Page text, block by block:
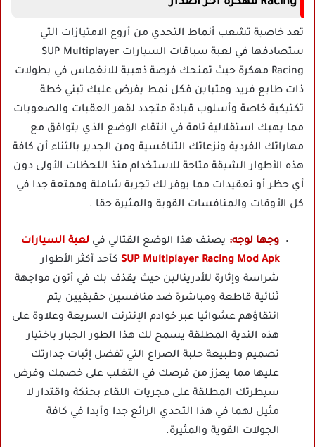
تعد خاصية تشعب أنماط التحدي من أروع الامتيازات التي
ستصادفها في لعبة سباقات السيارات SUP Multiplayer
Racing مهكرة حيث تمنحك فرصة ذهبية للانغماس في بطولات
ذات طابع فريد ومتباين فكل نمط يفرض عليك تبني خطة
تكتيكية خاصة وأسلوب قيادة متجدد لقهر العقبات والصعوبات
مما يهبك استقلالية تامة في انتقاء الوضع الذي يتوافق مع
مهاراتك الفردية ونزعاتك التنافسية ومن الجدير بالثناء أن كافة
هذه الأطوار الشيقة متاحة للاستخدام منذ اللحظات الأولى دون
أي حظر أو تعقيدات مما يوفر لك تجربة شاملة وممتعة جدا في
كل الأوقات والمنافسات القوية والمثيرة حقا .
وجها لوجه: يصنف هذا الوضع القتالي في لعبة السيارات
SUP Multiplayer Racing Mod Apk كأحد أكثر الأطوار
شراسة وإثارة للأدرينالين حيث يقذف بك في أتون مواجهة
ثنائية قاطعة ومباشرة ضد منافسين حقيقيين يتم
انتقاؤهم عشوائيا عبر خوادم الإنترنت السريعة وعلاوة على
هذه الندية المطلقة يسمح لك هذا الطور الجبار باختيار
تصميم وطبيعة حلبة الصراع التي تفضل إثبات جدارتك
عليها مما يعزز من فرصك في التغلب على خصمك وفرض
سيطرتك المطلقة على مجريات اللقاء بحنكة واقتدار لا
مثيل لهما في هذا التحدي الرائع جدا وأبدا في كافة
الجولات القوية والمثيرة.